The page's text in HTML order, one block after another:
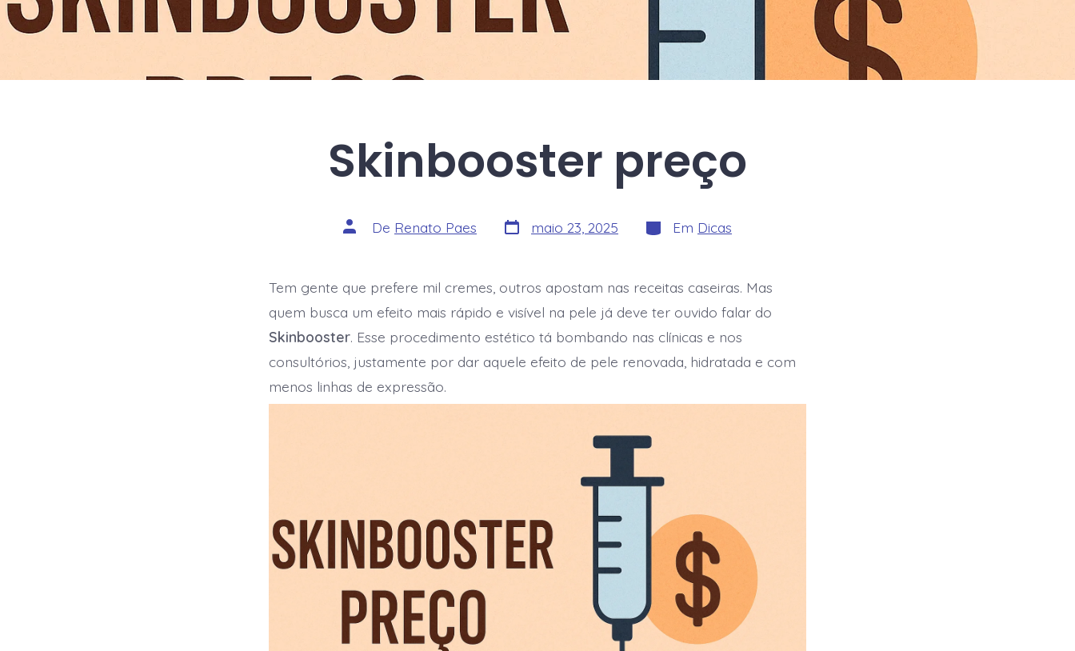
Skinbooster preço
Autor
do
De Renato Paes Data
do
maio 23, 2025 Categorias
Em Dicas
Tem gente que prefere mil cremes, outros apostam nas receitas caseiras. Mas
quem busca um efeito mais rápido e visível na pele já deve ter ouvido falar do
Skinbooster. Esse procedimento estético tá bombando nas clínicas e nos
consultórios, justamente por dar aquele efeito de pele renovada, hidratada e com
menos linhas de expressão.